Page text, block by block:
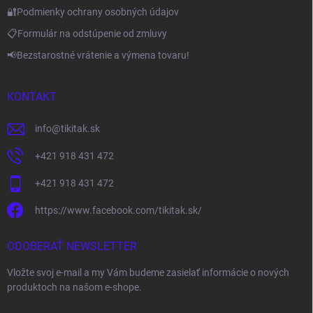
🔐Podmienky ochrany osobných údajov
📋Formulár na odstúpenie od zmluvy
📢Bezstarostné vrátenie a výmena tovaru!
KONTAKT
info@tikitak.sk
+421 918 431 472
+421 918 431 472
https://www.facebook.com/tikitak.sk/
ODOBERAŤ NEWSLETTER
Vložte svoj e-mail a my Vám budeme zasielať informácie o nových
produktoch na našom e-shope.